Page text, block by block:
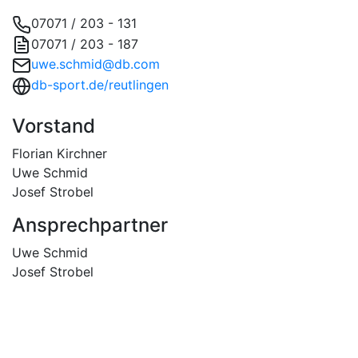
07071 / 203 - 131
07071 / 203 - 187
uwe.schmid@db.com
db-sport.de/reutlingen
Vorstand
Florian Kirchner
Uwe Schmid
Josef Strobel
Ansprechpartner
Uwe Schmid
Josef Strobel